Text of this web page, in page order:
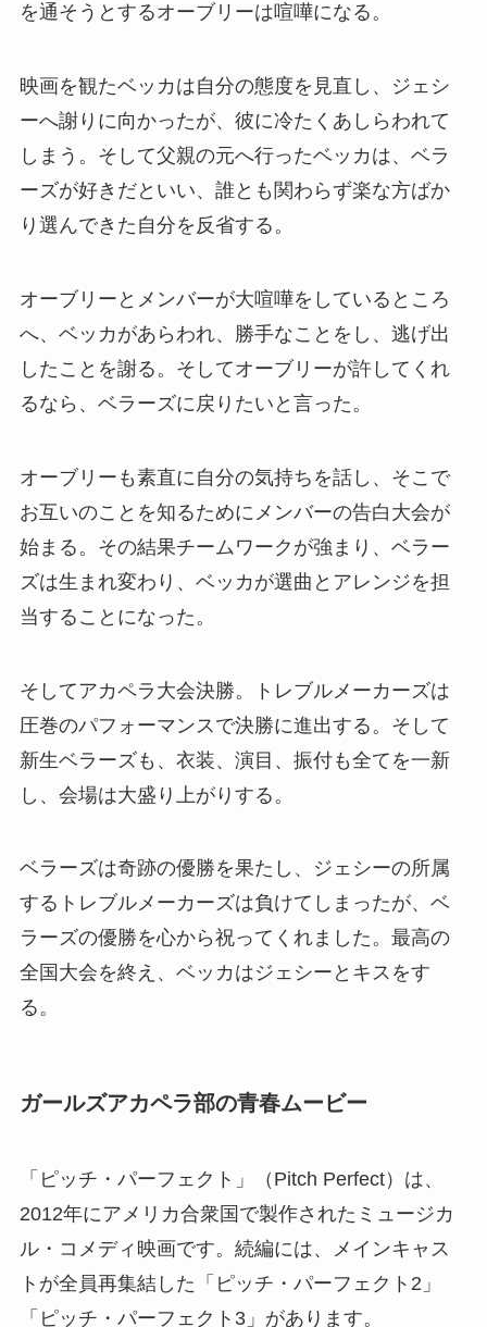
を通そうとするオーブリーは喧嘩になる。
映画を観たベッカは自分の態度を見直し、ジェシ
ーへ謝りに向かったが、彼に冷たくあしらわれて
しまう。そして父親の元へ行ったベッカは、ベラ
ーズが好きだといい、誰とも関わらず楽な方ばか
り選んできた自分を反省する。
オーブリーとメンバーが大喧嘩をしているところ
へ、ベッカがあらわれ、勝手なことをし、逃げ出
したことを謝る。そしてオーブリーが許してくれ
るなら、ベラーズに戻りたいと言った。
オーブリーも素直に自分の気持ちを話し、そこで
お互いのことを知るためにメンバーの告白大会が
始まる。その結果チームワークが強まり、ベラー
ズは生まれ変わり、ベッカが選曲とアレンジを担
当することになった。
そしてアカペラ大会決勝。トレブルメーカーズは
圧巻のパフォーマンスで決勝に進出する。そして
新生ベラーズも、衣装、演目、振付も全てを一新
し、会場は大盛り上がりする。
ベラーズは奇跡の優勝を果たし、ジェシーの所属
するトレブルメーカーズは負けてしまったが、ベ
ラーズの優勝を心から祝ってくれました。最高の
全国大会を終え、ベッカはジェシーとキスをす
る。
ガールズアカペラ部の青春ムービー
「ピッチ・パーフェクト」（Pitch Perfect）は、
2012年にアメリカ合衆国で製作されたミュージカ
ル・コメディ映画です。続編には、メインキャス
トが全員再集結した「ピッチ・パーフェクト2」
「ピッチ・パーフェクト3」があります。